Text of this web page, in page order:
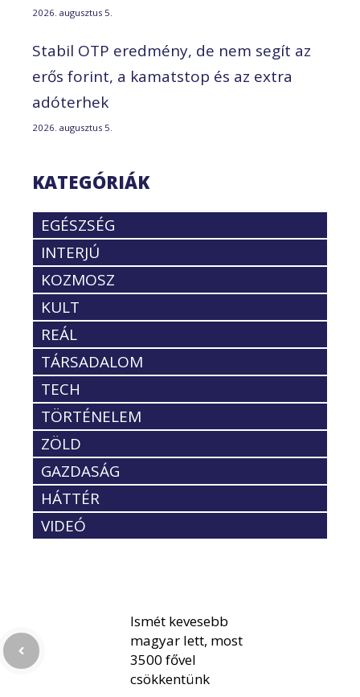
2026. augusztus 5.
Stabil OTP eredmény, de nem segít az
erős forint, a kamatstop és az extra
adóterhek
2026. augusztus 5.
KATEGÓRIÁK
EGÉSZSÉG
INTERJÚ
KOZMOSZ
KULT
REÁL
TÁRSADALOM
TECH
TÖRTÉNELEM
ZÖLD
GAZDASÁG
HÁTTÉR
VIDEÓ
Ismét kevesebb
magyar lett, most
3500 fővel
csökkentünk